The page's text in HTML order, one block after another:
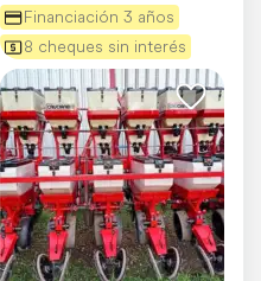
Financiación 3 años
8 cheques sin interés